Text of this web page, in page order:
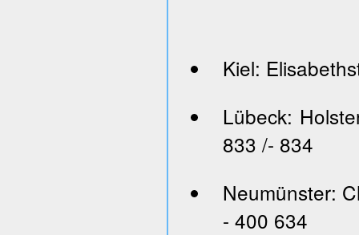
Kiel:
Lübeck:
833 /- 834
Neumünster:
- 400 634